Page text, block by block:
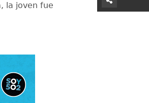
la joven fue